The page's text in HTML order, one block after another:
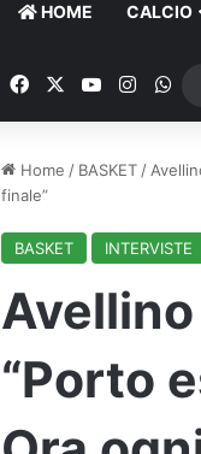
HOME CALCIO
FacebookYou Tube
Home / BASKET /
finale”
BASKET INTERVISTE
“Porto